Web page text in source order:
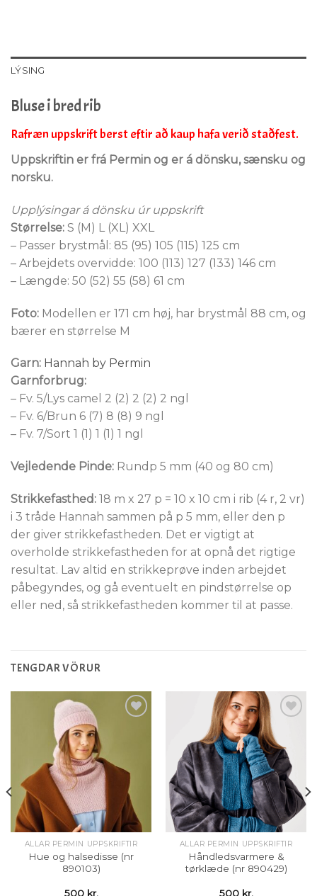
LÝSING
Bluse i bred rib
Rafræn uppskrift berst eftir að kaup hafa verið staðfest.
Uppskriftin er frá Permin og er á dönsku, sænsku og
norsku.
Upplýsingar á dönsku úr uppskrift
Størrelse: S (M) L (XL) XXL
– Passer brystmål: 85 (95) 105 (115) 125 cm
– Arbejdets overvidde: 100 (113) 127 (133) 146 cm
– Længde: 50 (52) 55 (58) 61 cm
Foto: Modellen er 171 cm høj, har brystmål 88 cm, og
bærer en størrelse M
Garn: Hannah by Permin
Garnforbrug:
– Fv. 5/Lys camel 2 (2) 2 (2) 2 ngl
– Fv. 6/Brun 6 (7) 8 (8) 9 ngl
– Fv. 7/Sort 1 (1) 1 (1) 1 ngl
Vejledende Pinde: Rundp 5 mm (40 og 80 cm)
Strikkefasthed: 18 m x 27 p = 10 x 10 cm i rib (4 r, 2 vr)
i 3 tråde Hannah sammen på p 5 mm, eller den p
der giver strikkefastheden. Det er vigtigt at
overholde strikkefastheden for at opnå det rigtige
resultat. Lav altid en strikkeprøve inden arbejdet
påbegyndes, og gå eventuelt en pindstørrelse op
eller ned, så strikkefastheden kommer til at passe.
TENGDAR VÖRUR
óskalista
ALLAR PERMIN UPPSKRIFTIR
Hue og halsedisse (nr
890103)
500 kr.
Setja á
óskalista
ALLAR PERMIN UPPSKRIFTIR
Håndledsvarmere &
tørklæde (nr 890429)
500 kr.